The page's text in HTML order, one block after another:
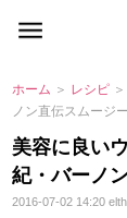
ホーム ＞ レシピ
ノン直伝スムージ
美容に良い
紀・バーノ
2016-07-02 14:20